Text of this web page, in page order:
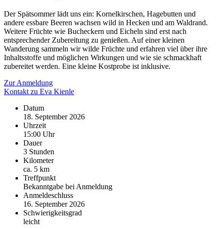
Der Spätsommer lädt uns ein: Kornelkirschen, Hagebutten und
andere essbare Beeren wachsen wild in Hecken und am Waldrand.
Weitere Früchte wie Bucheckern und Eicheln sind erst nach
entsprechender Zubereitung zu genießen. Auf einer kleinen
Wanderung sammeln wir wilde Früchte und erfahren viel über ihre
Inhaltsstoffe und möglichen Wirkungen und wie sie schmackhaft
zubereitet werden. Eine kleine Kostprobe ist inklusive.
Zur Anmeldung
Kontakt zu Eva Kienle
Datum
18. September 2026
Uhrzeit
15:00 Uhr
Dauer
3 Stunden
Kilometer
ca. 5 km
Treffpunkt
Bekanntgabe bei Anmeldung
Anmeldeschluss
16. September 2026
Schwierigkeitsgrad
leicht